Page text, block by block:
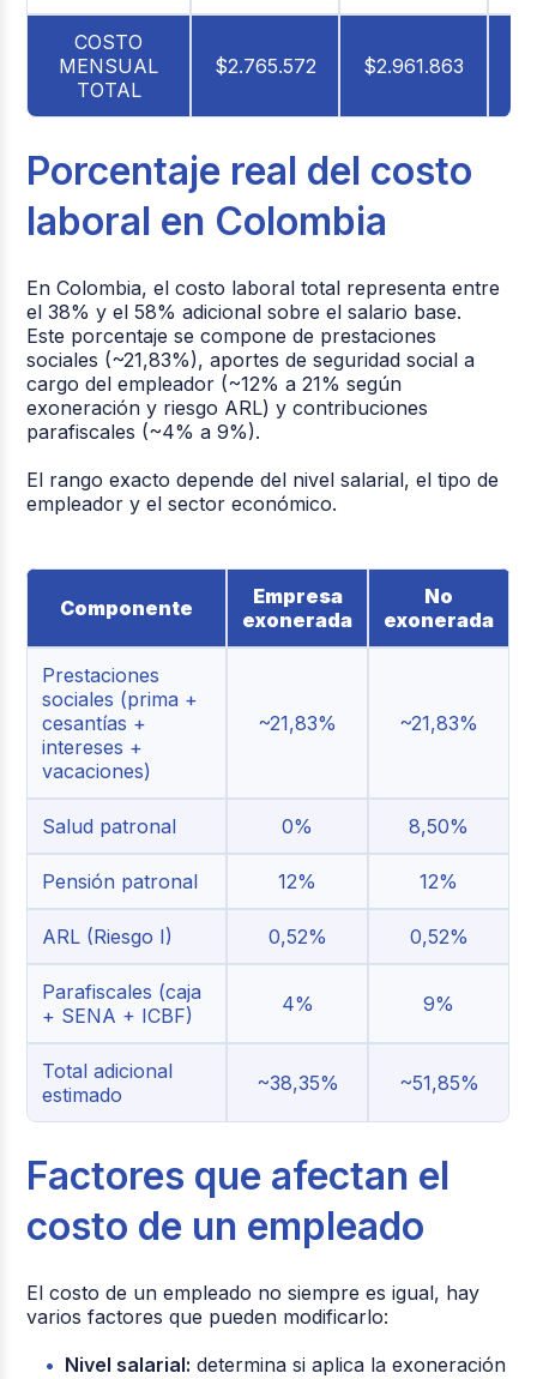
COSTO
MENSUAL
TOTAL
$2.765.572 $2.961.863
Porcentaje real del costo
laboral en Colombia
En Colombia, el costo laboral total representa entre
el 38% y el 58% adicional sobre el salario base.
Este porcentaje se compone de prestaciones
sociales (~21,83%), aportes de seguridad social a
cargo del empleador (~12% a 21% según
exoneración y riesgo ARL) y contribuciones
parafiscales (~4% a 9%).
El rango exacto depende del nivel salarial, el tipo de
empleador y el sector económico.
Componente
Empresa
exonerada
No
exonerada
Prestaciones
sociales (prima +
cesantías +
intereses +
vacaciones)
~21,83% ~21,83%
Salud patronal 0% 8,50%
Pensión patronal 12% 12%
ARL (Riesgo I) 0,52% 0,52%
Parafiscales (caja
+ SENA + ICBF)
4% 9%
Total adicional
estimado
~38,35% ~51,85%
Factores que afectan el
costo de un empleado
El costo de un empleado no siempre es igual, hay
varios factores que pueden modificarlo:
Nivel salarial: determina si aplica la exoneración